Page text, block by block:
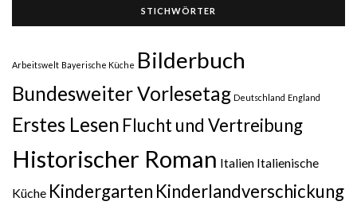
STICHWÖRTER
Arbeitswelt Bayerische Küche Bilderbuch
Bundesweiter Vorlesetag Deutschland England
Erstes Lesen Flucht und Vertreibung
Historischer Roman Italien Italienische
Küche Kindergarten Kinderlandverschickung